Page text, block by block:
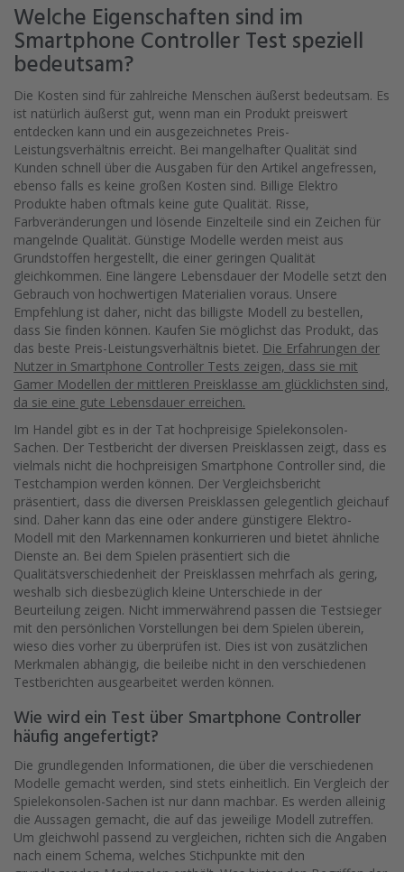
Welche Eigenschaften sind im
Smartphone Controller Test speziell
bedeutsam?
Die Kosten sind für zahlreiche Menschen äußerst bedeutsam. Es
ist natürlich äußerst gut, wenn man ein Produkt preiswert
entdecken kann und ein ausgezeichnetes Preis-
Leistungsverhältnis erreicht. Bei mangelhafter Qualität sind
Kunden schnell über die Ausgaben für den Artikel angefressen,
ebenso falls es keine großen Kosten sind. Billige Elektro
Produkte haben oftmals keine gute Qualität. Risse,
Farbveränderungen und lösende Einzelteile sind ein Zeichen für
mangelnde Qualität. Günstige Modelle werden meist aus
Grundstoffen hergestellt, die einer geringen Qualität
gleichkommen. Eine längere Lebensdauer der Modelle setzt den
Gebrauch von hochwertigen Materialien voraus. Unsere
Empfehlung ist daher, nicht das billigste Modell zu bestellen,
dass Sie finden können. Kaufen Sie möglichst das Produkt, das
das beste Preis-Leistungsverhältnis bietet. Die Erfahrungen der
Nutzer in Smartphone Controller Tests zeigen, dass sie mit
Gamer Modellen der mittleren Preisklasse am glücklichsten sind,
da sie eine gute Lebensdauer erreichen.
Im Handel gibt es in der Tat hochpreisige Spielekonsolen-
Sachen. Der Testbericht der diversen Preisklassen zeigt, dass es
vielmals nicht die hochpreisigen Smartphone Controller sind, die
Testchampion werden können. Der Vergleichsbericht
präsentiert, dass die diversen Preisklassen gelegentlich gleichauf
sind. Daher kann das eine oder andere günstigere Elektro-
Modell mit den Markennamen konkurrieren und bietet ähnliche
Dienste an. Bei dem Spielen präsentiert sich die
Qualitätsverschiedenheit der Preisklassen mehrfach als gering,
weshalb sich diesbezüglich kleine Unterschiede in der
Beurteilung zeigen. Nicht immerwährend passen die Testsieger
mit den persönlichen Vorstellungen bei dem Spielen überein,
wieso dies vorher zu überprüfen ist. Dies ist von zusätzlichen
Merkmalen abhängig, die beileibe nicht in den verschiedenen
Testberichten ausgearbeitet werden können.
Wie wird ein Test über Smartphone Controller
häufig angefertigt?
Die grundlegenden Informationen, die über die verschiedenen
Modelle gemacht werden, sind stets einheitlich. Ein Vergleich der
Spielekonsolen-Sachen ist nur dann machbar. Es werden alleinig
die Aussagen gemacht, die auf das jeweilige Modell zutreffen.
Um gleichwohl passend zu vergleichen, richten sich die Angaben
nach einem Schema, welches Stichpunkte mit den